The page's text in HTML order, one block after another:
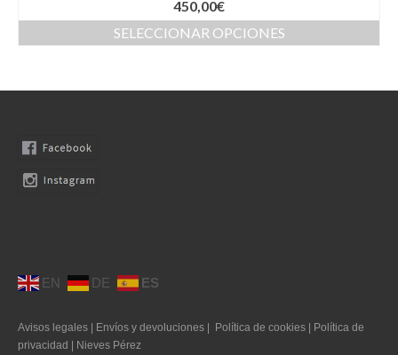
Tallas grandes
0 productos
450,00€
SELECCIONAR OPCIONES
EN DE ES
Avisos legales | Envíos y devoluciones | Política de cookies | Política de
privacidad | Nieves Pérez